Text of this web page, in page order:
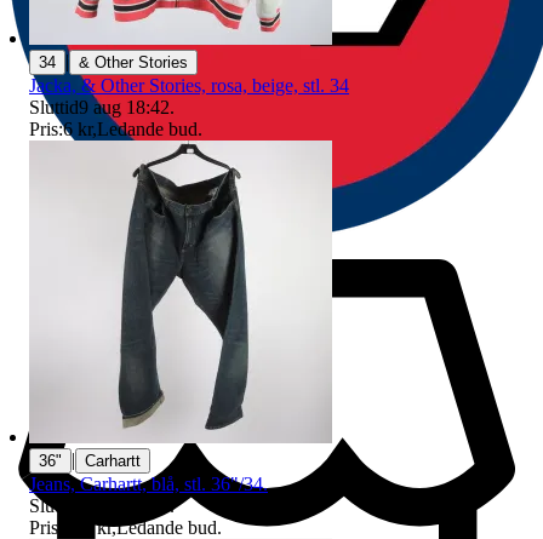
34 | & Other Stories
Jacka, & Other Stories, rosa, beige, stl. 34
Sluttid9 aug 18:42.
Pris:6 kr,Ledande bud.
36" | Carhartt
Jeans, Carhartt, blå, stl. 36"/34.
Sluttid
.
Pris:
185 kr,Ledande bud.